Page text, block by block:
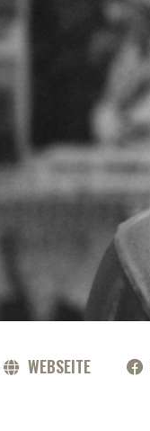
WEBSEITE